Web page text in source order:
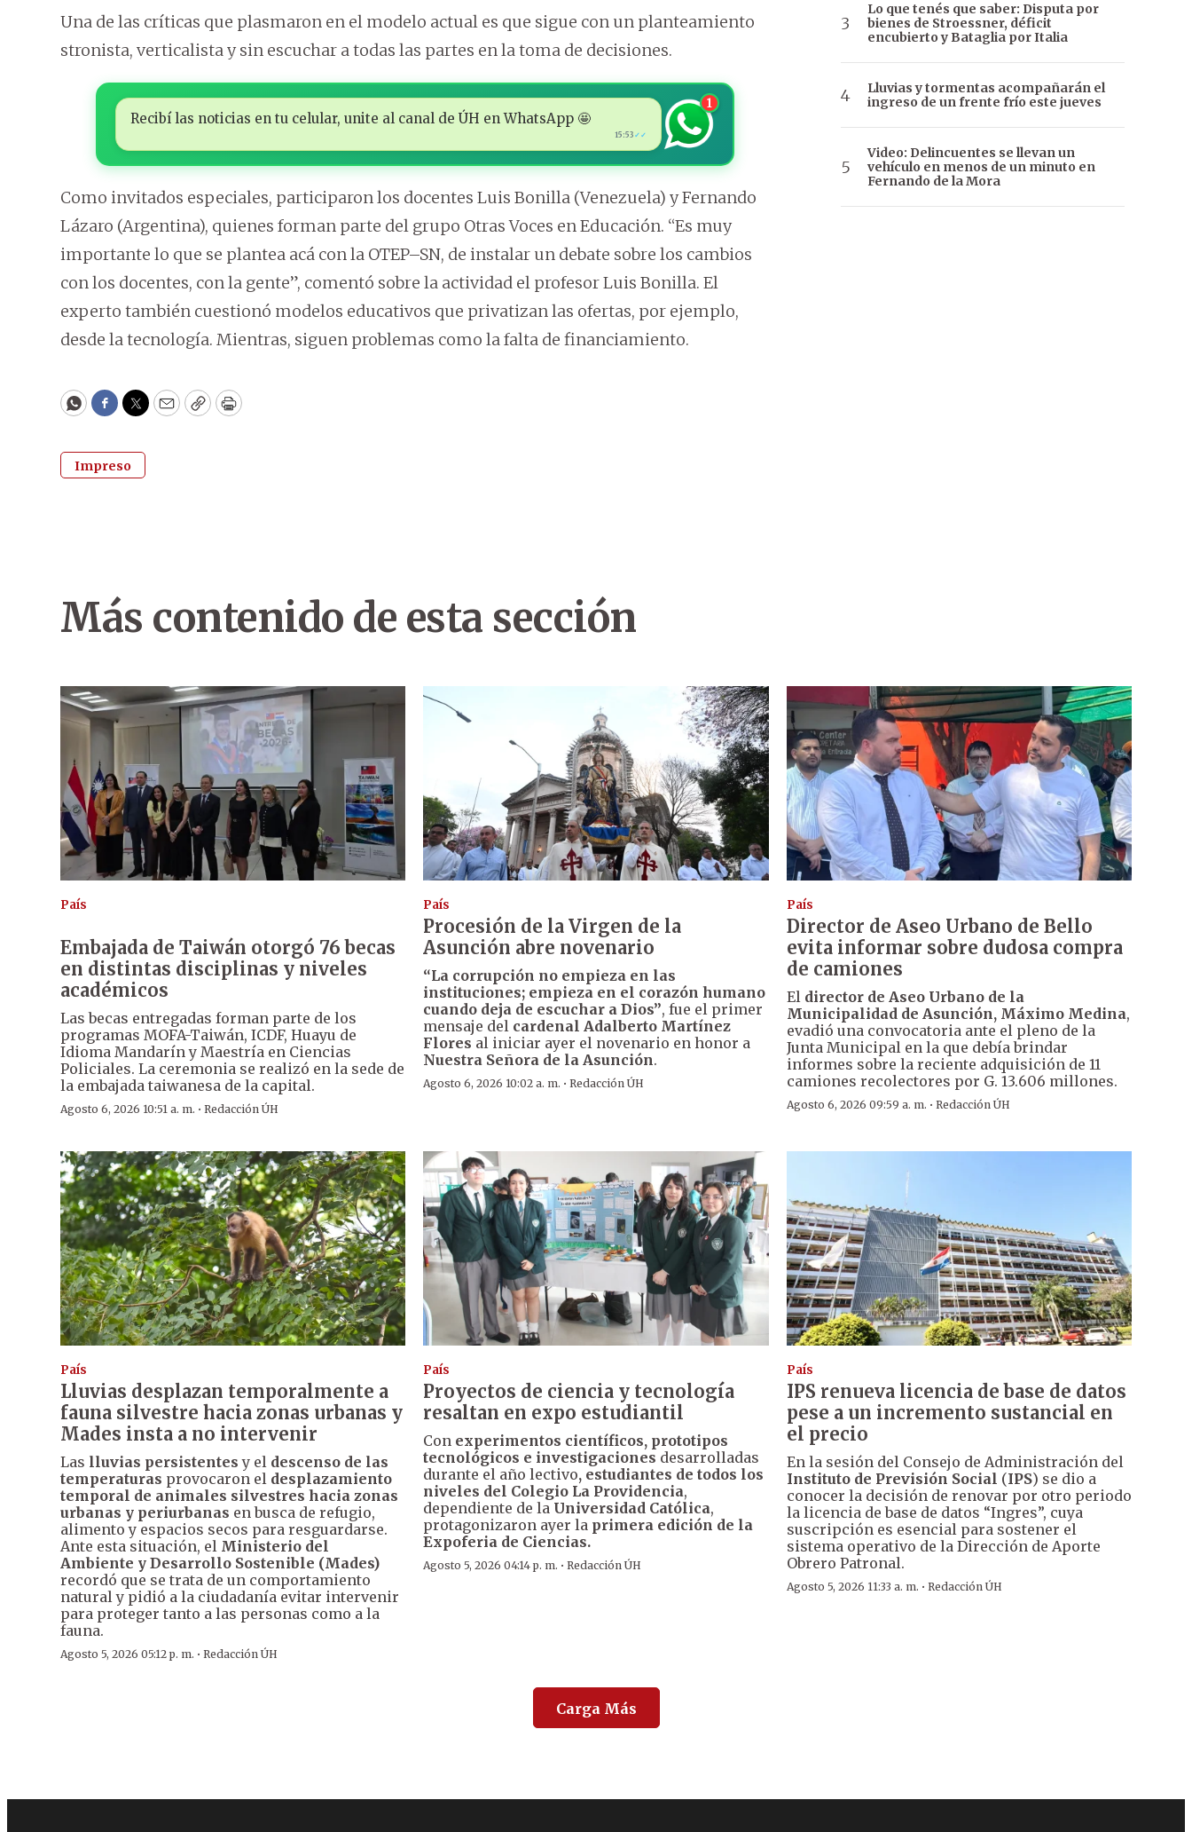
Una de las críticas que plasmaron en el modelo actual es que sigue con un planteamiento
stronista, verticalista y sin escuchar a todas las partes en la toma de decisiones.
Recibí las noticias en tu celular, unite al canal de ÚH en WhatsApp 🤩
15:53 ✓✓
1
Como invitados especiales, participaron los docentes Luis Bonilla (Venezuela) y Fernando
Lázaro (Argentina), quienes forman parte del grupo Otras Voces en Educación. “Es muy
importante lo que se plantea acá con la OTEP–SN, de instalar un debate sobre los cambios
con los docentes, con la gente”, comentó sobre la actividad el profesor Luis Bonilla. El
experto también cuestionó modelos educativos que privatizan las ofertas, por ejemplo,
desde la tecnología. Mientras, siguen problemas como la falta de financiamiento.
WhatsApp
Facebook
Twitter
EmailCopyPrint
Impreso
Lo que tenés que saber: Disputa por
bienes de Stroessner, déficit
encubierto y Bataglia por Italia
Lluvias y tormentas acompañarán el
ingreso de un frente frío este jueves
Video: Delincuentes se llevan un
vehículo en menos de un minuto en
Fernando de la Mora
Más contenido de esta sección
País
Embajada de Taiwán otorgó 76 becas
en distintas disciplinas y niveles
académicos
Las becas entregadas forman parte de los
programas MOFA-Taiwán, ICDF, Huayu de
Idioma Mandarín y Maestría en Ciencias
Policiales. La ceremonia se realizó en la sede de
la embajada taiwanesa de la capital.
Agosto 6, 2026 10:51 a. m. · Redacción ÚH
País
Procesión de la Virgen de la
Asunción abre novenario
“La corrupción no empieza en las
instituciones; empieza en el corazón humano
cuando deja de escuchar a Dios”, fue el primer
mensaje del cardenal Adalberto Martínez
Flores al iniciar ayer el novenario en honor a
Nuestra Señora de la Asunción.
Agosto 6, 2026 10:02 a. m. ·Redacción ÚH
País
Director de Aseo Urbano de Bello
evita informar sobre dudosa compra
de camiones
El director de Aseo Urbano de la
Municipalidad de Asunción, Máximo Medina,
evadió una convocatoria ante el pleno de la
Junta Municipal en la que debía brindar
informes sobre la reciente adquisición de 11
camiones recolectores por G. 13.606 millones.
Agosto 6, 2026 09:59 a. m. · Redacción ÚH
País
Lluvias desplazan temporalmente a
fauna silvestre hacia zonas urbanas y
Mades insta a no intervenir
Las lluvias persistentes y el descenso de las
temperaturas provocaron el desplazamiento
temporal de animales silvestres hacia zonas
urbanas y periurbanas en busca de refugio,
alimento y espacios secos para resguardarse.
Ante esta situación, el Ministerio del
Ambiente y Desarrollo Sostenible (Mades)
recordó que se trata de un comportamiento
natural y pidió a la ciudadanía evitar intervenir
para proteger tanto a las personas como a la
fauna.
Agosto 5, 2026 05:12 p. m. · Redacción ÚH
País
Proyectos de ciencia y tecnología
resaltan en expo estudiantil
Con experimentos científicos, prototipos
tecnológicos e investigaciones desarrolladas
durante el año lectivo, estudiantes de todos los
niveles del Colegio La Providencia,
dependiente de la Universidad Católica,
protagonizaron ayer la primera edición de la
Expoferia de Ciencias.
Agosto 5, 2026 04:14 p. m. ·Redacción ÚH
País
IPS renueva licencia de base de datos
pese a un incremento sustancial en
el precio
En la sesión del Consejo de Administración del
Instituto de Previsión Social (IPS) se dio a
conocer la decisión de renovar por otro periodo
la licencia de base de datos “Ingres”, cuya
suscripción es esencial para sostener el
sistema operativo de la Dirección de Aporte
Obrero Patronal.
Agosto 5, 2026 11:33 a. m. · Redacción ÚH
Carga Más